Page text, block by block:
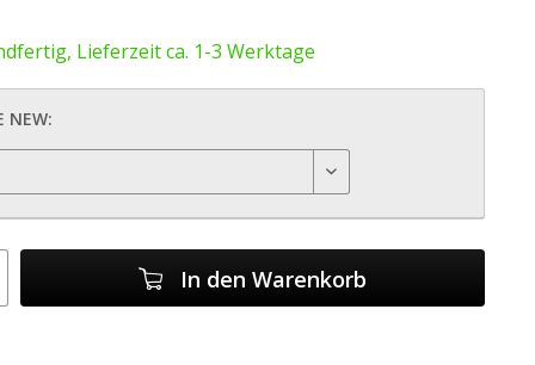
Lieferzeit ca. 1-3 Werktage
NEW:
In den Warenkorb